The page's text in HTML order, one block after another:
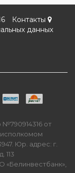
Контакты
данных
от
Юр. адрес: г.
113
«Белинвестбанк»,